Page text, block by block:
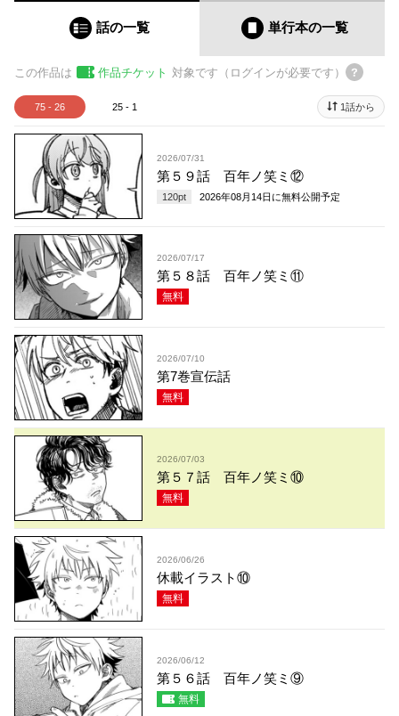
話の一覧 単行本の一覧
この作品は 作品チケット 対象です（ログインが必要です）
75 - 26 25 - 1 1話から
2026/07/31
第５９話 百年ノ笑ミ⑫
120pt 2026年08月14日 に無料公開予定
2026/07/17
第５８話 百年ノ笑ミ⑪
無料
2026/07/10
第7巻宣伝話
無料
2026/07/03
第５７話 百年ノ笑ミ⑩
無料
2026/06/26
休載イラスト⑩
無料
2026/06/12
第５６話 百年ノ笑ミ⑨
無料